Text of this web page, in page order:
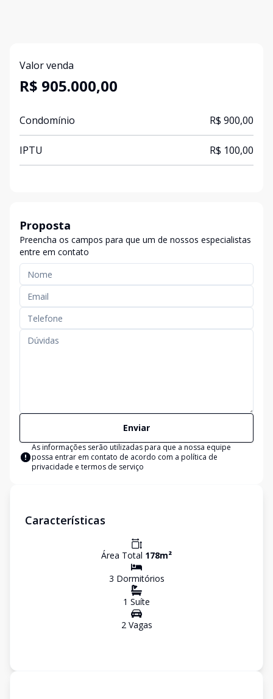
Valor venda
R$ 905.000,00
Condomínio R$ 900,00
IPTU R$ 100,00
Proposta
Preencha os campos para que um de nossos especialistas
entre em contato
Enviar
As informações serão utilizadas para que a nossa equipe
possa entrar em contato de acordo com a política de
privacidade e termos de serviço
Características
Área Total 178m²
3 Dormitórios
1 Suíte
2Vagas